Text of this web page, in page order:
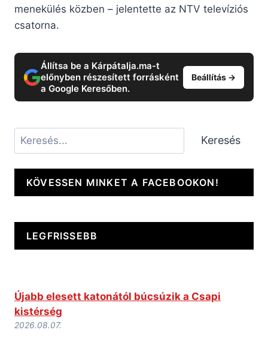
menekülés közben – jelentette az NTV televíziós
csatorna.
Állítsa be a Kárpátalja.ma-t
előnyben részesített forrásként
a Google Keresőben.
Beállítás →
Keresés Keresés
KÖVESSEN MINKET A FACEBOOKON!
LEGFRISSEBB
Újabb elesett katonától búcsúzik a Csapi
kistérség
2026.08.07.